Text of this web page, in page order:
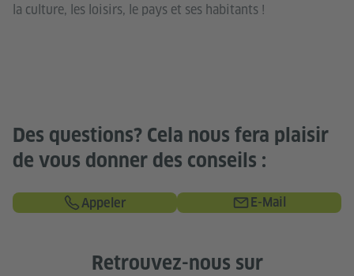
la culture, les loisirs, le pays et ses habitants !
Des questions? Cela nous fera plaisir
de vous donner des conseils :
Appeler E-Mail
Retrouvez-nous sur